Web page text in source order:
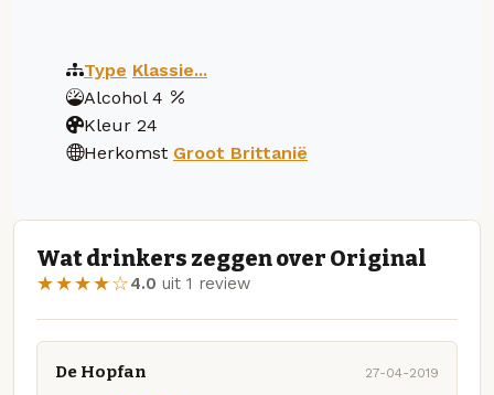
Type Klassie...
Alcohol 4
Kleur 24
Herkomst Groot Brittanië
Wat drinkers zeggen over Original
★★★★☆4.0 uit 1 review
De Hopfan 27-04-2019